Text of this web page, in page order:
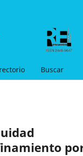
Buscar